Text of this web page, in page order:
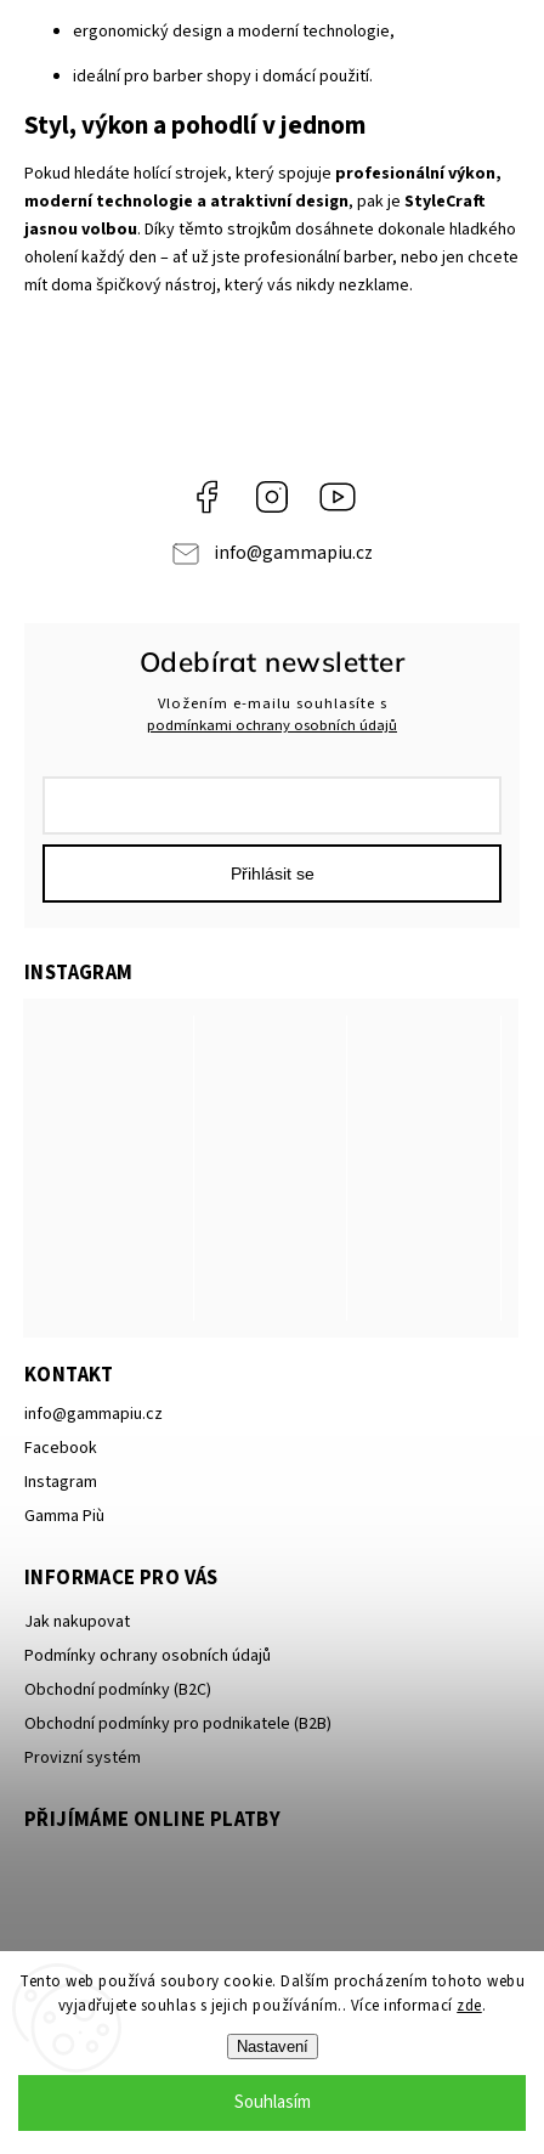
Tento web používá soubory cookie. Dalším procházením tohoto webu
vyjadřujete souhlas s jejich používáním.. Více informací zde.
Nastavení
Souhlasím
ergonomický design a moderní technologie,
ideální pro barber shopy i domácí použití.
Styl, výkon a pohodlí v jednom
Pokud hledáte holící strojek, který spojuje profesionální výkon,
moderní technologie a atraktivní design, pak je StyleCraft
jasnou volbou. Díky těmto strojkům dosáhnete dokonale hladkého
oholení každý den – ať už jste profesionální barber, nebo jen chcete
mít doma špičkový nástroj, který vás nikdy nezklame.
Facebook Instagram
info@gammapiu.cz
KONTAKT
info@gammapiu.cz
Facebook
Instagram
Gamma Più
INFORMACE PRO VÁS
Jak nakupovat
Podmínky ochrany osobních údajů
Obchodní podmínky (B2C)
Obchodní podmínky pro podnikatele (B2B)
Provizní systém
Odebírat newsletter
Vložením e-mailu souhlasíte s
podmínkami ochrany osobních údajů
Přihlásit se
PŘIJÍMÁME ONLINE PLATBY
INSTAGRAM
Gamma Più. Všechna práva vyhrazena.